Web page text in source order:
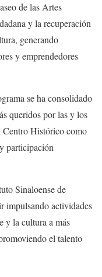
de las Artes
y la recuperación
generando
y emprendedores
se ha consolidado
queridos por las y los
Centro Histórico como
participación
Sinaloense de
impulsando actividades
y la cultura a más
el talento